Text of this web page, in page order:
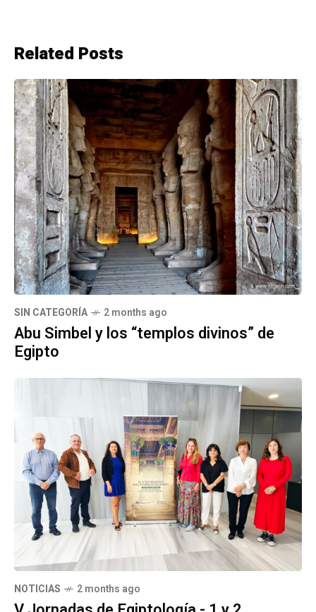
Related Posts
SIN CATEGORÍA 2 months ago
Abu Simbel y los “templos divinos” de
Egipto
NOTICIAS 2 months ago